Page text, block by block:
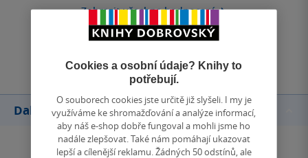
Zobrazit všechna hodnocení
Další knihy autora
Cookies a osobní údaje? Knihy to
potřebují.
O souborech cookies jste určitě již slyšeli. I my je
využíváme ke shromažďování a analýze informací,
aby náš e-shop dobře fungoval a mohli jsme ho
nadále zlepšovat. Také nám pomáhají ukazovat
lepší a cílenější reklamu. Žádných 50 odstínů, ale